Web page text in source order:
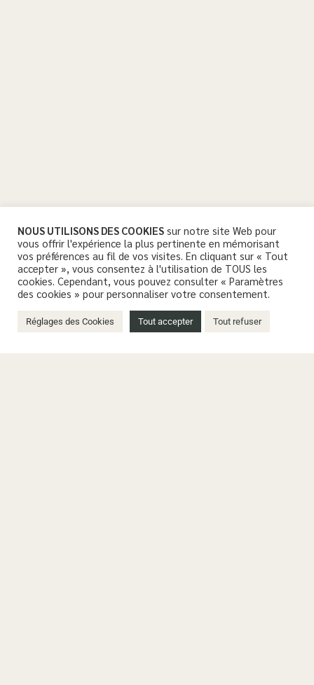
NOUS UTILISONS DES COOKIES sur notre site Web pour
vous offrir l'expérience la plus pertinente en mémorisant
vos préférences au fil de vos visites. En cliquant sur « Tout
accepter », vous consentez à l'utilisation de TOUS les
cookies. Cependant, vous pouvez consulter « Paramètres
des cookies » pour personnaliser votre consentement.
Réglages des Cookies Tout accepter Tout refuser